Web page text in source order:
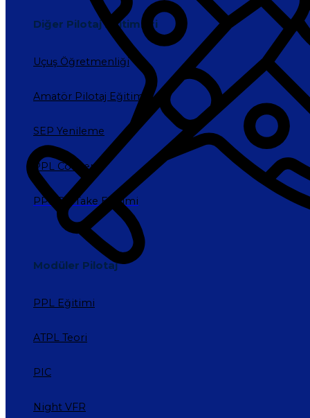
Diğer Pilotaj Eğitimleri
Uçuş Öğretmenliği
Amatör Pilotaj Eğitimi
SEP Yenileme
PPL Convert
PPL Re-Take Eğitimi
Modüler Pilotaj
PPL Eğitimi
ATPL Teori
PIC
Night VFR